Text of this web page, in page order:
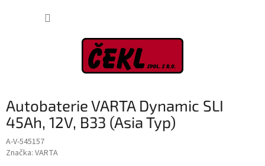
Autobaterie VARTA Dynamic SLI
45Ah, 12V, B33 (Asia Typ)
A-V-545157
Značka: VARTA